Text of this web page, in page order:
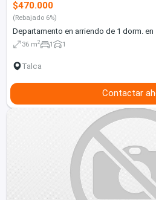
$470.000
(Rebajado 6%)
Departamento en arriendo de 1 dorm. en
36 m2 1 1
Talca
Contactar